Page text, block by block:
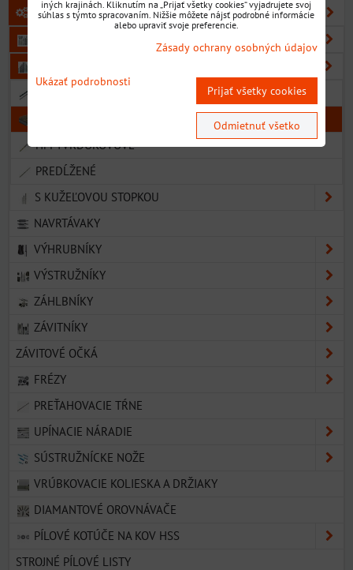
KOVOOBRÁBACIE NÁSTROJE
HM TVRDOKOVOVÉ
PREDĹŽENÉ
S KUŽEĽOVOU STOPKOU
NAVRTÁVAKY
VÝHRUBNÍKY
VÝSTRUŽNÍKY
ZÁHLBNÍKY
ZÁVITNÍKY
ZÁVITOVÉ OČKÁ
FRÉZY
PREŤAHOVACIE TŔNE
UPÍNACIE NÁRADIE
SÚSTRUŽNÍCKE NOŽE
VRÚBKOVACIE KOLIESKA A DRŽIAKY
DIAMANTOVÉ OROVNÁVAČE
PÍLOVÉ KOTÚČE NA KOV HSS
STROJNÉ PÍLOVÉ LISTY
iných krajinách. Kliknutím na „Prijať všetky cookies“ vyjadrujete svoj
súhlas s týmto spracovaním. Nižšie môžete nájsť podrobné informácie
alebo upraviť svoje preferencie.
Zásady ochrany osobných údajov
Ukázať podrobnosti
Prijať všetky cookies
Odmietnuť všetko